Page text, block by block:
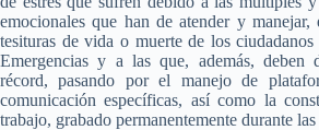
emocionales que han de atender y manejar,
tesituras de vida o muerte de los
Emergencias y a las que, además, deben
récord, pasando por el manejo de
comunicación específicas, así como la
trabajo, grabado permanentemente durante